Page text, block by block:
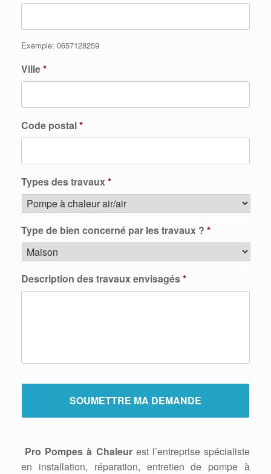
Exemple: 0657128259
Ville*
Code postal*
Types des travaux*
Type de bien concerné par les travaux ? *
Description des travaux envisagés*
Pro Pompes à Chaleurest l’entreprise spécialiste
en installation, réparation, entretien de pompe à